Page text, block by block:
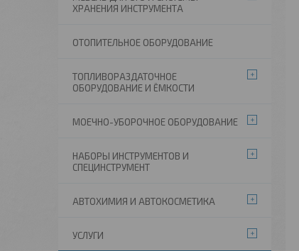
ХРАНЕНИЯ ИНСТРУМЕНТА
ОТОПИТЕЛЬНОЕ ОБОРУДОВАНИЕ
ТОПЛИВОРАЗДАТОЧНОЕ
ОБОРУДОВАНИЕ И ЁМКОСТИ
МОЕЧНО-УБОРОЧНОЕ ОБОРУДОВАНИЕ
НАБОРЫ ИНСТРУМЕНТОВ И
СПЕЦИНСТРУМЕНТ
АВТОХИМИЯ И АВТОКОСМЕТИКА
УСЛУГИ